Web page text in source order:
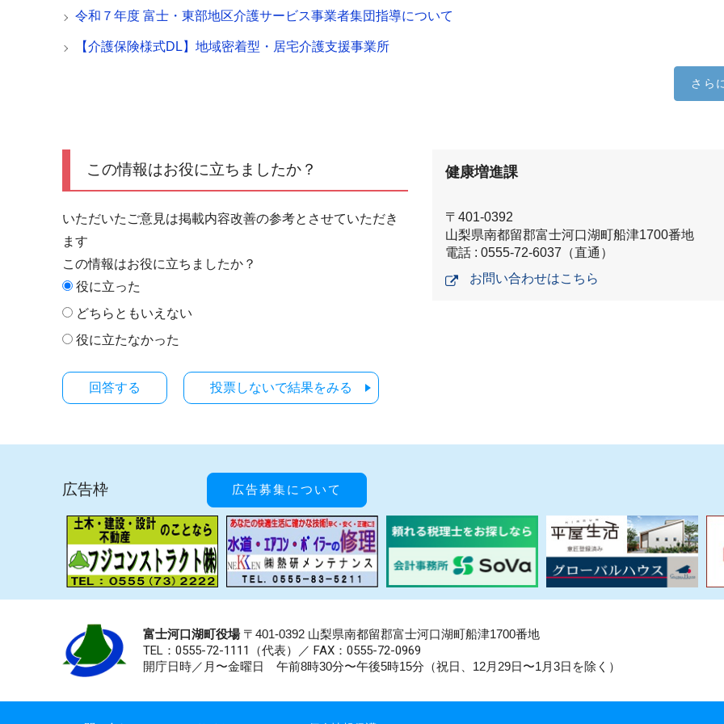
令和７年度 富士・東部地区介護サービス事業者集団指導について
【介護保険様式DL】地域密着型・居宅介護支援事業所
さら
この情報はお役に立ちましたか？
いただいたご意見は掲載内容改善の参考とさせていただき
ます
この情報はお役に立ちましたか？
役に立った
どちらともいえない
役に立たなかった
投票しないで結果をみる
健康増進課
〒401-0392
山梨県南都留郡富士河口湖町船津1700番地
電話 : 0555-72-6037（直通）
お問い合わせはこちら
広告枠 広告募集について
富士河口湖町役場〒401-0392 山梨県南都留郡富士河口湖町船津1700番地
TEL：0555-72-1111 （代表）／ FAX：0555-72-0969
開庁日時／月〜金曜日 午前8時30分〜午後5時15分（祝日、12月29日〜1月3日を除く）